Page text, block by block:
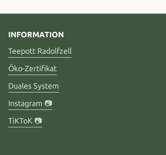
INFORMATION
Teepott Radolfzell
Öko-Zertifikat
Duales System
Instagram 📷
TiKToK 📷